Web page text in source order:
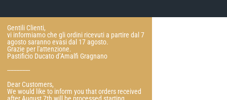
Gentili Clienti,
vi informiamo che gli ordini ricevuti a partire dal 7
agosto saranno evasi dal 17 agosto.
Grazie per l'attenzione.
Pastificio Ducato d’Amalfi Gragnano
---------------
Dear Customers,
We would like to inform you that orders received